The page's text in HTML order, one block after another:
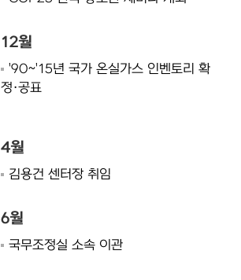
12월
'90~'15년 국가 온실가스 인벤토리 확
정·공표
4월
김용건 센터장 취임
6월
국무조정실 소속 이관